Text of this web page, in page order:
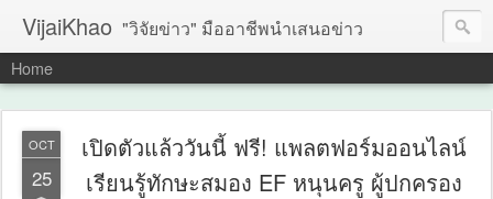
VijaiKhao "วิจัยข่าว" มืออาชีพนำเสนอข่าว
Home
OCT
25
เปิดตัวแล้ววันนี้ ฟรี! แพลตฟอร์มออนไลน์
เรียนรู้ทักษะสมอง EF หนุนครู ผู้ปกครอง